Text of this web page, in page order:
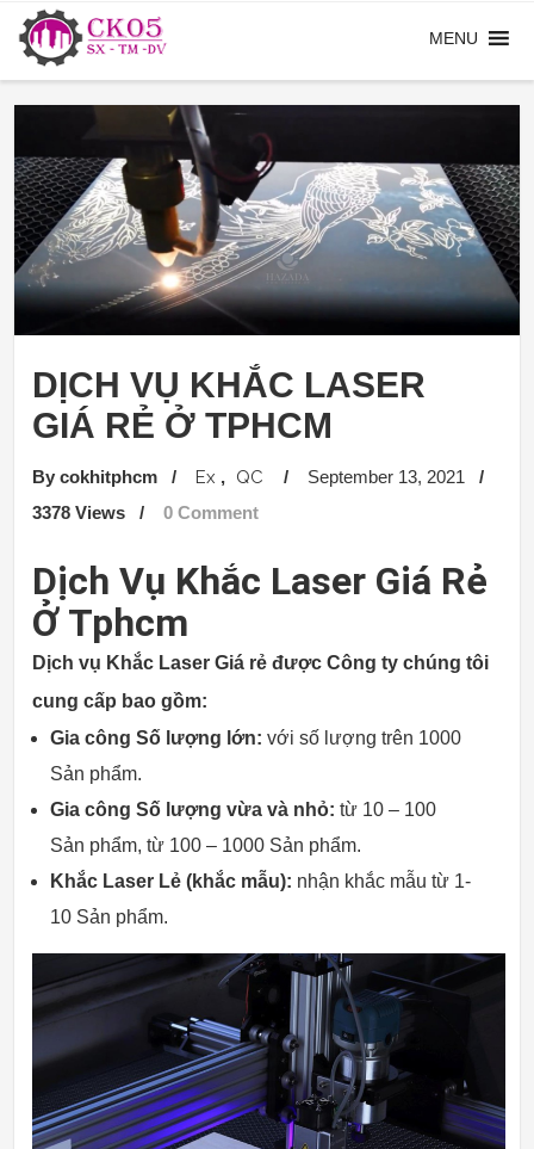
DỊCH VỤ KHẮC LASER
GIÁ RẺ Ở TPHCM
By cokhitphcm / Ex QC / September 13, 2021
/
3378 Views
/ 0 Comment
Dịch Vụ Khắc Laser Giá Rẻ
Ở Tphcm
Dịch vụ Khắc Laser Giá rẻ được Công ty chúng tôi
cung cấp bao gồm:
Gia công Số lượng lớn: với số lượng trên 1000
Sản phẩm.
Gia công Số lượng vừa và nhỏ: từ 10 – 100
Sản phẩm, từ 100 – 1000 Sản phẩm.
Khắc Laser Lẻ (khắc mẫu): nhận khắc mẫu từ 1-
10 Sản phẩm.